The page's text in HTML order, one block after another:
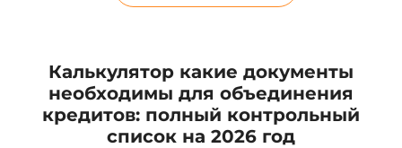
Калькулятор какие документы
необходимы для объединения
кредитов: полный контрольный
список на 2026 год